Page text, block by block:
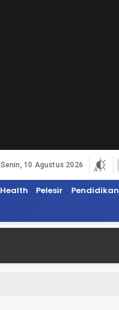
Senin, 10 Agustus 2026
Health Pelesir Pendidikan